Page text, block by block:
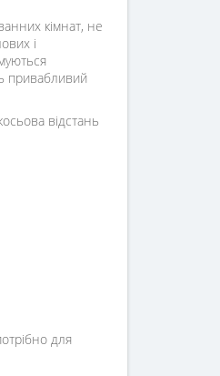
кімнат, не
і
привабливий
відстань
для